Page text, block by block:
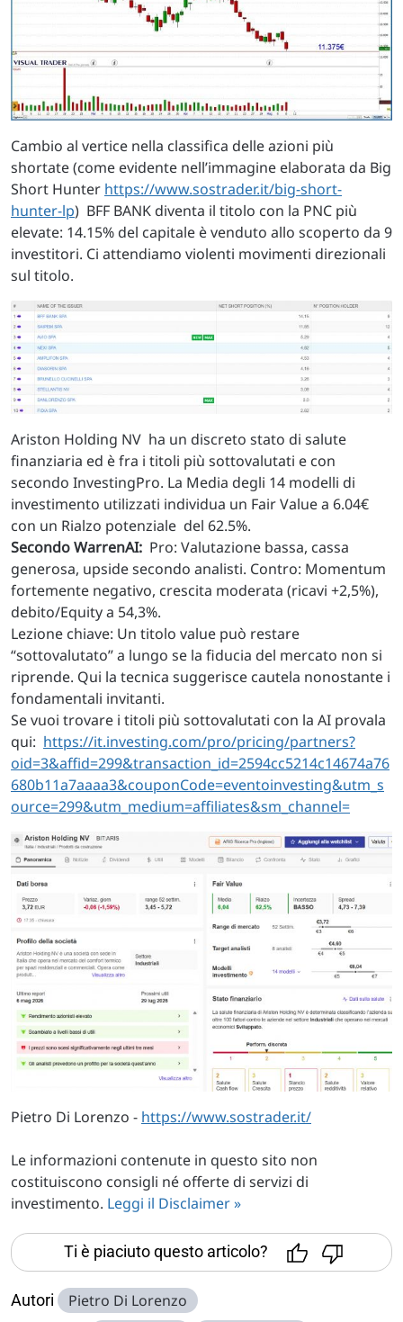
Cambio al vertice nella classifica delle azioni più
shortate (come evidente nell’immagine elaborata da Big
Short Hunter https://www.sostrader.it/big-short-
hunter-lp) BFF BANK diventa il titolo con la PNC più
elevate: 14.15% del capitale è venduto allo scoperto da 9
investitori. Ci attendiamo violenti movimenti direzionali
sul titolo.
Ariston Holding NV ha un discreto stato di salute
finanziaria ed è fra i titoli più sottovalutati e con
secondo InvestingPro. La Media degli 14 modelli di
investimento utilizzati individua un Fair Value a 6.04€
con un Rialzo potenziale del 62.5%.
Secondo WarrenAI: Pro: Valutazione bassa, cassa
generosa, upside secondo analisti. Contro: Momentum
fortemente negativo, crescita moderata (ricavi +2,5%),
debito/Equity a 54,3%.
Lezione chiave: Un titolo value può restare
“sottovalutato” a lungo se la fiducia del mercato non si
riprende. Qui la tecnica suggerisce cautela nonostante i
fondamentali invitanti.
Se vuoi trovare i titoli più sottovalutati con la AI provala
qui: https://it.investing.com/pro/pricing/partners?
oid=3&affid=299&transaction_id=2594cc5214c14674a76
680b11a7aaaa3&couponCode=eventoinvesting&utm_s
ource=299&utm_medium=affiliates&sm_channel=
Pietro Di Lorenzo - https://www.sostrader.it/
Le informazioni contenute in questo sito non
costituiscono consigli né offerte di servizi di
investimento. Leggi il Disclaimer »
Ti è piaciuto questo articolo?
Autori Pietro Di Lorenzo